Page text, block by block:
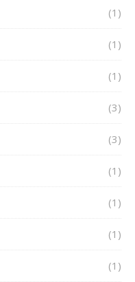
(1)
(1)
(1)
(3)
(3)
(1)
(1)
(1)
(1)